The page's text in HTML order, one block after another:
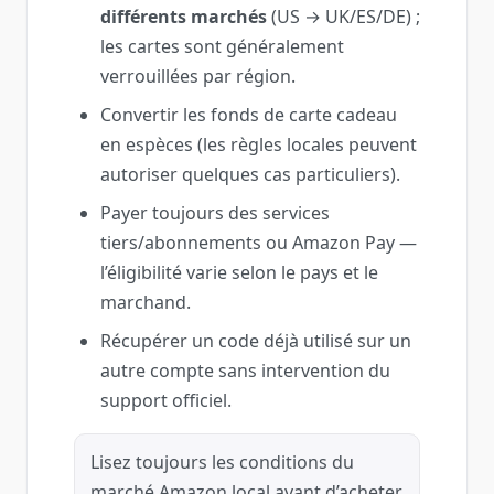
différents marchés(US → UK/ES/DE) ;
les cartes sont généralement
verrouillées par région.
Convertir les fonds de carte cadeau
en espèces (les règles locales peuvent
autoriser quelques cas particuliers).
Payer toujours des services
tiers/abonnements ou Amazon Pay —
l’éligibilité varie selon le pays et le
marchand.
Récupérer un code déjà utilisé sur un
autre compte sans intervention du
support officiel.
Lisez toujours les conditions du